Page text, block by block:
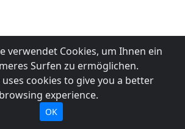
verwendet Cookies, um Ihnen ein
Surfen zu ermöglichen.
cookies to give you a better
browsing experience.
OK